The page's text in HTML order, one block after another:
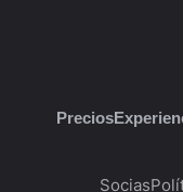
Precios
Socias